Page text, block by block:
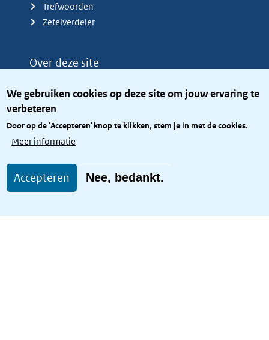
We gebruiken cookies op deze site om jouw ervaring te
verbeteren
Door op de 'Accepteren' knop te klikken, stem je in met de cookies.
Meer informatie
Accepteren Nee, bedankt.
Trefwoorden
Zetelverdeler
Over deze site
Privacy
Toegang site openbaar
Toegankelijkheid